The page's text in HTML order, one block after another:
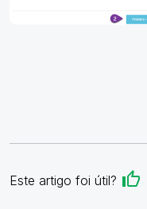
Este artigo foi útil?